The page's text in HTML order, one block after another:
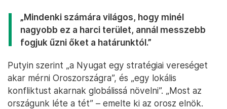
„Mindenki számára világos, hogy minél
nagyobb ez a harci terület, annál messzebb
fogjuk űzni őket a határunktól.”
Putyin szerint „a Nyugat egy stratégiai vereséget
akar mérni Oroszországra”, és „egy lokális
konfliktust akarnak globálissá növelni”. „Most az
országunk léte a tét” – emelte ki az orosz elnök.